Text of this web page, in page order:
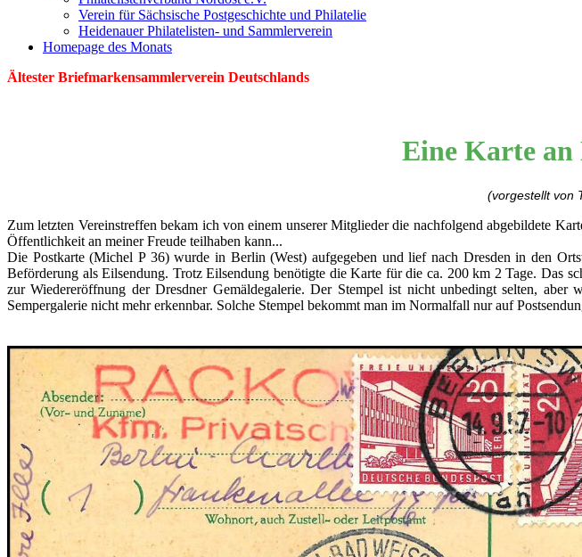
Verein für Sächsische Postgeschichte und Philatelie
Heidenauer Philatelisten- und Sammlerverein
Homepage des Monats
Ältester Briefmarkensammlerverein Deutschlands
Eine Karte
(vorgestellt von
Zum letzten Vereinstreffen bekam ich von einem unserer Mitglieder die nachfolgend abgebildete
Öffentlichkeit an meiner Freude teilhaben kann...
Die Postkarte (Michel P 36) wurde in Berlin (West) aufgegeben und lief nach Dresden in den
Beförderung als Eilsendung. Trotz Eilsendung benötigte die Karte für die ca. 200 km 2 Tage. Das
zur Wiedereröffnung der Dresdner Gemäldegalerie. Der Stempel ist nicht unbedingt selten,
Sempergalerie nicht mehr erkennbar. Solche Stempel bekommt man im Normalfall nur auf